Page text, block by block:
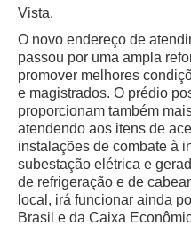
Vista.
O novo endereço de
passou por uma ampla
promover melhores
e magistrados. O prédio
proporcionam também
atendendo aos itens de
instalações de combate à
subestação elétrica e
de refrigeração e de
local, irá funcionar ainda
Brasil e da Caixa